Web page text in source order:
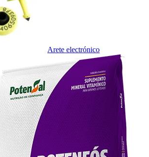
Arete electrónico